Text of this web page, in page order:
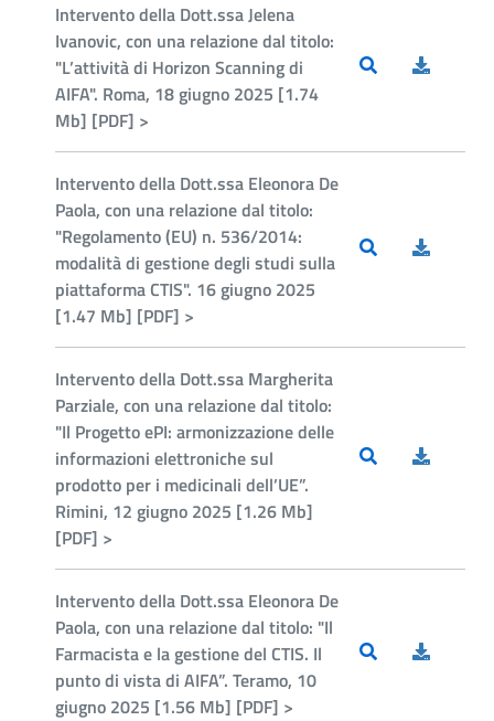
Intervento della Dott.ssa Jelena
Ivanovic, con una relazione dal titolo:
"L’attività di Horizon Scanning di
AIFA". Roma, 18 giugno 2025 [1.74
Mb] [PDF] >
Intervento della Dott.ssa Eleonora De
Paola, con una relazione dal titolo:
"Regolamento (EU) n. 536/2014:
modalità di gestione degli studi sulla
piattaforma CTIS". 16 giugno 2025
[1.47 Mb] [PDF] >
Intervento della Dott.ssa Margherita
Parziale, con una relazione dal titolo:
"Il Progetto ePI: armonizzazione delle
informazioni elettroniche sul
prodotto per i medicinali dell’UE”.
Rimini, 12 giugno 2025 [1.26 Mb]
[PDF] >
Intervento della Dott.ssa Eleonora De
Paola, con una relazione dal titolo: "Il
Farmacista e la gestione del CTIS. Il
punto di vista di AIFA”. Teramo, 10
giugno 2025 [1.56 Mb] [PDF] >